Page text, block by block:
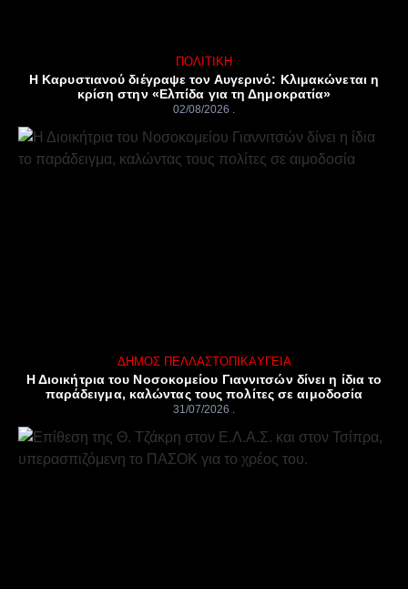
ΠΟΛΙΤΙΚΉ
Η Καρυστιανού διέγραψε τον Αυγερινό: Κλιμακώνεται η
κρίση στην «Ελπίδα για τη Δημοκρατία»
02/08/2026
ΔΉΜΟΣ ΠΈΛΛΑΣΤΟΠΙΚΆΥΓΕΊΑ
Η Διοικήτρια του Νοσοκομείου Γιαννιτσών δίνει η ίδια το
παράδειγμα, καλώντας τους πολίτες σε αιμοδοσία
31/07/2026